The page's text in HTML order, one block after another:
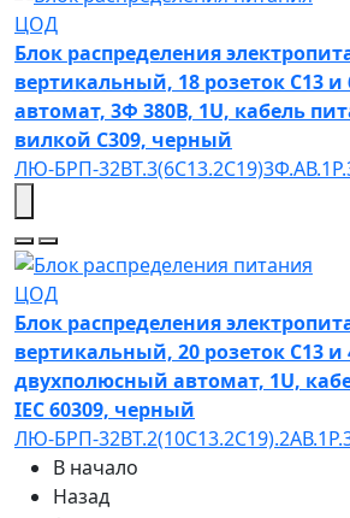
ЦОД
Блок распределения
вертикальный, 18 розеток C13 и
автомат, 3Ф 380В, 1U, кабель
вилкой C309, черный
ЛЮ-БРП-
ЦОД
Блок распределения
вертикальный, 20 розеток C13 и
двухполюсный автомат, 1U,
IEC 60309, черный
ЛЮ-БРП-
В начало
Назад